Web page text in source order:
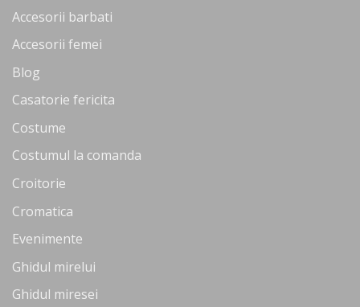
Accesorii barbati
Accesorii femei
Blog
Casatorie fericita
Costume
Costumul la comanda
Croitorie
Cromatica
Evenimente
Ghidul mirelui
Ghidul miresei